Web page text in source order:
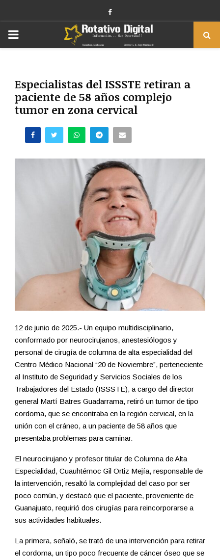
Facebook
PRIMARY
Especialistas del ISSSTE retiran a
paciente de 58 años complejo
tumor en zona cervical
12 de junio de 2025.- Un equipo multidisciplinario,
conformado por neurocirujanos, anestesiólogos y
personal de cirugía de columna de alta especialidad del
Centro Médico Nacional “20 de Noviembre”, perteneciente
al Instituto de Seguridad y Servicios Sociales de los
Trabajadores del Estado (ISSSTE), a cargo del director
general Martí Batres Guadarrama, retiró un tumor de tipo
cordoma, que se encontraba en la región cervical, en la
unión con el cráneo, a un paciente de 58 años que
presentaba problemas para caminar.
El neurocirujano y profesor titular de Columna de Alta
Especialidad, Cuauhtémoc Gil Ortiz Mejía, responsable de
la intervención, resaltó la complejidad del caso por ser
poco común, y destacó que el paciente, proveniente de
Guanajuato, requirió dos cirugías para reincorporarse a
sus actividades habituales.
La primera, señaló, se trató de una intervención para retirar
el cordoma, un tipo poco frecuente de cáncer óseo que se